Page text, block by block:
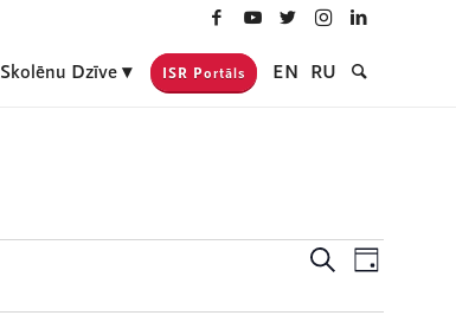
Skolēnu Dzīve ISR Portāls EN RU
Notikumi
MeklētEvent
Views
Day